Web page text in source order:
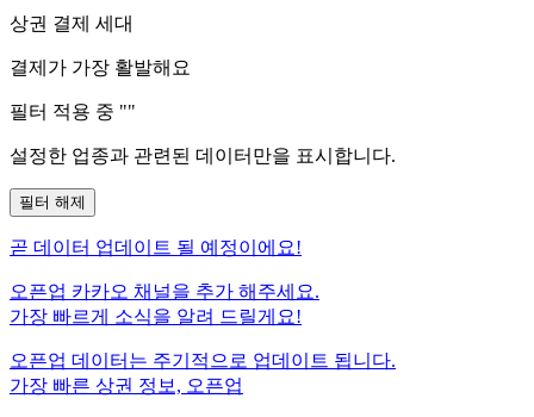
상권 결제 세대
결제가 가장 활발해요
필터 적용 중 ""
설정한 업종과 관련된 데이터만을 표시합니다.
필터 해제
곧 데이터 업데이트 될 예정이에요!
오픈업 카카오 채널을 추가 해주세요.
가장 빠르게 소식을 알려 드릴게요!
오픈업 데이터는 주기적으로 업데이트 됩니다.
가장 빠른 상권 정보, 오픈업